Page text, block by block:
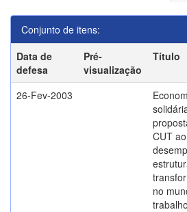
Conjunto de itens:
Data de
defesa
Pré-
visualização
Título
26-Fev-2003
CUT ao
no
trabalho